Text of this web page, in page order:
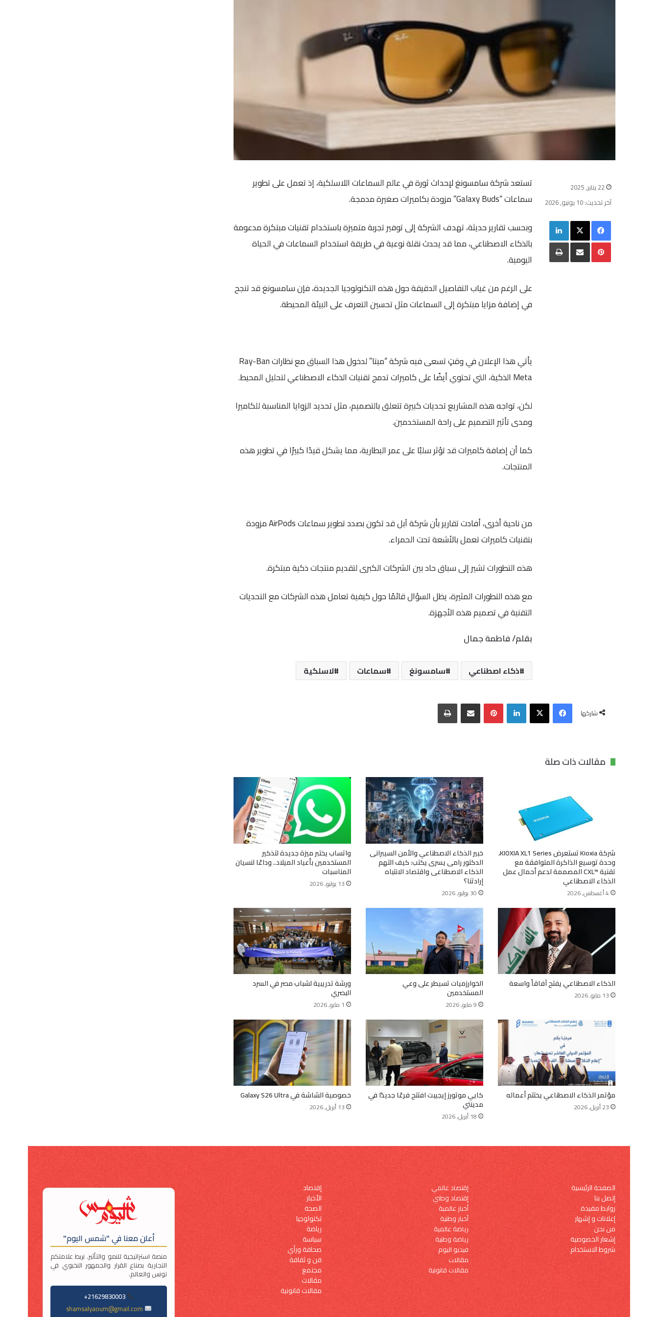
تستعد شركة سامسونغ لإحداث ثورة في عالم السماعات اللاسلكية، إذ تعمل على تطوير
سماعات “Galaxy Buds” مزودة بكاميرات صغيرة مدمجة.
وبحسب تقارير حديثة، تهدف الشركة إلى توفير تجربة متميزة باستخدام تقنيات مبتكرة مدعومة
بالذكاء الاصطناعي، مما قد يحدث نقلة نوعية في طريقة استخدام السماعات في الحياة
اليومية.
على الرغم من غياب التفاصيل الدقيقة حول هذه التكنولوجيا الجديدة، فإن سامسونغ قد تنجح
في إضافة مزايا مبتكرة إلى السماعات مثل تحسين التعرف على البيئة المحيطة.
يأتي هذا الإعلان في وقتٍ تسعى فيه شركة “ميتا” لدخول هذا السباق مع نظارات Ray-Ban
Meta الذكية، التي تحتوي أيضًا على كاميرات تدمج تقنيات الذكاء الاصطناعي لتحليل المحيط.
لكن، تواجه هذه المشاريع تحديات كبيرة تتعلق بالتصميم، مثل تحديد الزوايا المناسبة للكاميرا
ومدى تأثير التصميم على راحة المستخدمين.
كما أن إضافة كاميرات قد تؤثر سلبًا على عمر البطارية، مما يشكل قيدًا كبيرًا في تطوير هذه
المنتجات.
من ناحية أخرى، أفادت تقارير بأن شركة آبل قد تكون بصدد تطوير سماعات AirPods مزودة
بتقنيات كاميرات تعمل بالأشعة تحت الحمراء.
هذه التطورات تشير إلى سباق حاد بين الشركات الكبرى لتقديم منتجات ذكية مبتكرة.
مع هذه التطورات المثيرة، يظل السؤال قائمًا حول كيفية تعامل هذه الشركات مع التحديات
التقنية في تصميم هذه الأجهزة.
بقلم/ فاطمة جمال
ذكاء اصطناعي سامسونغ سماعات لاسلكية
22 يناير, 2025
آخر تحديث: 10 يونيو, 2026
فيسبوك‫X
لينكدإن
بينتيريستمشاركة عبر البريد طباعة
شاركها
فيسبوك‫X لينكدإن بينتيريستمشاركة عبر البريد طباعة
مقالات ذات صلة
شركة Kioxia تستعرض KIOXIA XL1 Series،
وحدة توسيع الذاكرة المتوافقة مع
تقنية CXL™‎ المصممة لدعم أحمال عمل
الذكاء الاصطناعي
4 أغسطس, 2026
خبير الذكاء الاصطناعي والأمن السيبرانى
الدكتور رامى يسرى يكتب: كيف التهم
الذكاء الاصطناعى واقتصاد الانتباه
إرادتنا؟
30 يوليو, 2026
واتساب يختبر ميزة جديدة لتذكير
المستخدمين بأعياد الميلاد.. وداعًا لنسيان
المناسبات
13 يوليو, 2026
الذكاء الاصطناعي يفتح آفاقاً واسعة
13 مايو, 2026
الخوارزميات تسيطر على وعي
المستخدمين
9 مايو, 2026
ورشة تدريبية لشباب مصر في السرد
البصري
1 مايو, 2026
مؤتمر الذكاء الاصطناعي يختتم أعماله
23 أبريل, 2026
كايي موتورز إيجيبت افتتح فرعًا جديدًا في
مدينتي
18 أبريل, 2026
خصوصية الشاشة في Galaxy S26 Ultra
13 أبريل, 2026
الصفحة الرئيسية
إتصل بنا
روابط مفيدة
إعلانات و إشهار
من نحن
إشعار الخصوصية
شروط الاستخدام
إقتصاد عالمي
إقتصاد وطني
أخبار عالمية
أخبار وطنية
رياضة عالمية
رياضة وطنية
فيديو اليوم
مقالات
مقالات قانونية
إقتصاد
الأخبار
الصحة
تكنولوجيا
رياضة
سياسة
صحافة ورأي
فن و ثقافة
مجتمع
مقالات
مقالات قانونية
أعلن معنا في "شمس اليوم"
منصة استراتيجية للنمو والتأثير. نربط علامتكم
التجارية بصناع القرار والجمهور النخبوي في
تونس والعالم.
21629830003+
shamsalyaoum@gmail.com